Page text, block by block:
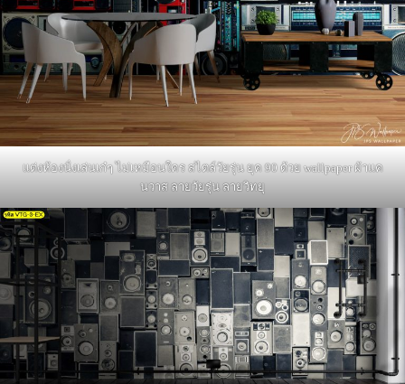
แต่งห้องนั่งเล่นเก๋ๆ ไม่เหมือนใคร สไตล์วัยรุ่น ยุค 90 ด้วย wallpaper ผ้าแค
นวาส ลายวัยรุ่น ลายวิทยุ